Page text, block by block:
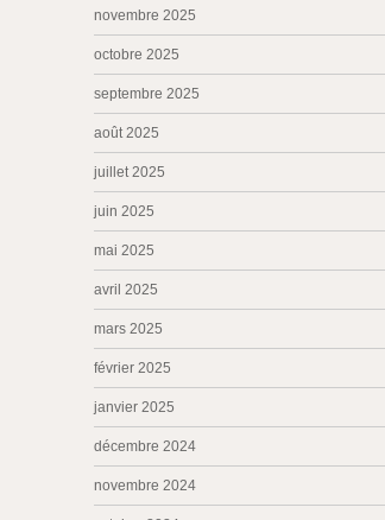
novembre 2025
octobre 2025
septembre 2025
août 2025
juillet 2025
juin 2025
mai 2025
avril 2025
mars 2025
février 2025
janvier 2025
décembre 2024
novembre 2024